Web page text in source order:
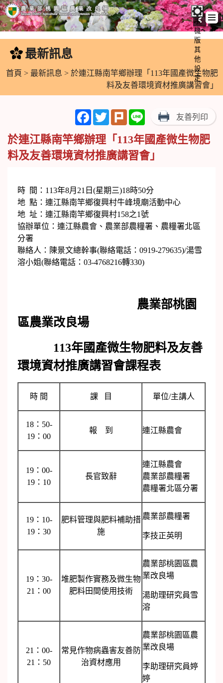
跳
要
容
手
機
版
其
他
設
定
最新訊息
首頁 > 最新訊息 > 於連江縣南竿鄉辦理「113年國產微生物肥
料及友善環境資材推廣講習會」
FacebookTwitterPlurk Line 友善列印
於連江縣南竿鄉辦理「113年國產微生物肥
料及友善環境資材推廣講習會」
時 間：113年8月21日(星期三)18時50分
地 點：連江縣南竿鄉復興村牛峰境廟活動中心
地 址：連江縣南竿鄉復興村158之1號
協辦單位：連江縣農會、農業部農糧署、農糧署北區
分署
聯絡人：陳景文總幹事(聯絡電話：0919-279635)/湯雪
溶小姐(聯絡電話：03-4768216轉330)
農業部桃園
區農業改良場
113年國產微生物肥料及友善
環境資材推廣講習會課程表
時 間 課 目 單位/主講人
18：50-
19：00
報 到 連江縣農會
19：00-
19：10
長官致辭
連江縣農會
農業部農糧署
農糧署北區分署
19：10-
19：30
肥料管理與肥料補助措
施
農業部農糧署
李技正英明
19：30-
21：00
堆肥製作實務及微生物
肥料田間使用技術
農業部桃園區農
業改良場
湯助理研究員雪
溶
21：00-
21：50
常見作物病蟲害友善防
治資材應用
農業部桃園區農
業改良場
李助理研究員婷
婷